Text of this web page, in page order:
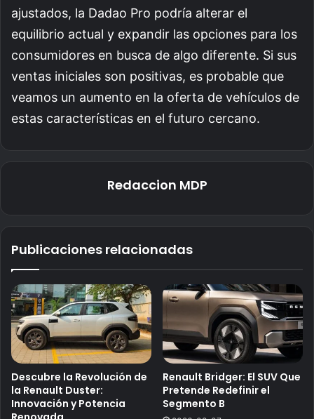
ajustados, la Dadao Pro podría alterar el
equilibrio actual y expandir las opciones para los
consumidores en busca de algo diferente. Si sus
ventas iniciales son positivas, es probable que
veamos un aumento en la oferta de vehículos de
estas características en el futuro cercano.
Redaccion MDP
Publicaciones relacionadas
Descubre la Revolución de
la Renault Duster:
Innovación y Potencia
Renault Bridger: El SUV Que
Pretende Redefinir el
Segmento B